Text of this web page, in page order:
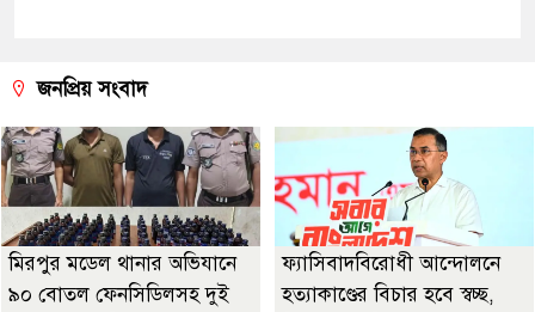
জনপ্রিয় সংবাদ
মিরপুর মডেল থানার অভিযানে
৯০ বোতল ফেনসিডিলসহ দুই
ফ্যাসিবাদবিরোধী আন্দোলনে
হত্যাকাণ্ডের বিচার হবে স্বচ্ছ,